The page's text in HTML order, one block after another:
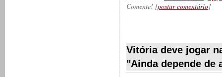
Comente! [postar comentário]
Vitória deve jogar
"Ainda depende de